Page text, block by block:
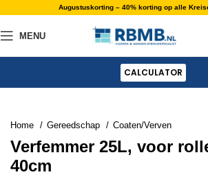
Augustuskorting – 40% korting op alle
MENU
CALCULATOR
Home Gereedschap Coaten/Verven
Verfemmer 25L, voor
40cm